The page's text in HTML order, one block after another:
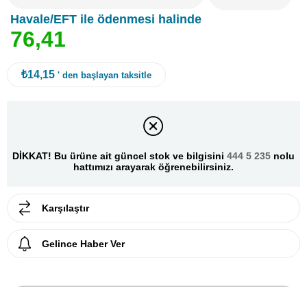
Havale/EFT ile ödenmesi halinde
76,41
₺14,15 ' den başlayan taksitle
DİKKAT! Bu ürüne ait güncel stok ve bilgisini 444 5 235 nolu
hattımızı arayarak öğrenebilirsiniz.
Karşılaştır
Gelince Haber Ver